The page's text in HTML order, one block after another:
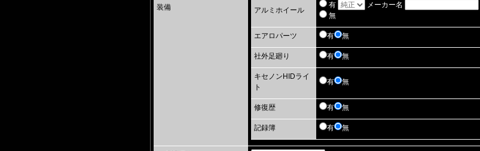
装備 アルミホイール
有 メーカー名
無
エアロパーツ 有 無
社外足廻り 有 無
キセノンHIDライ
ト
有 無
修復歴 有 無
記録簿 有 無